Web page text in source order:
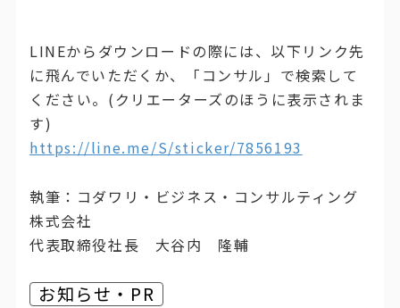
LINEからダウンロードの際には、以下リンク先
に飛んでいただくか、「コンサル」で検索して
ください。(クリエーターズのほうに表示されま
す)
https://line.me/S/sticker/7856193
執筆：コダワリ・ビジネス・コンサルティング
株式会社
代表取締役社長 大谷内 隆輔
お知らせ・PR